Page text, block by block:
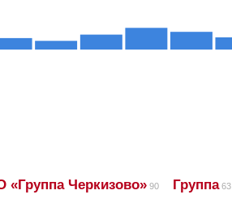
«Группа Черкизово» 90 Группа63